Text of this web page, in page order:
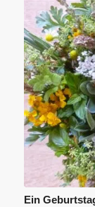
Ein